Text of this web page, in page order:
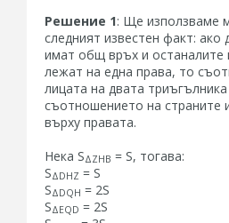
Решение 1: Ще използваме
следният известен факт: ако
имат общ връх и останалите
лежат на една права, то
лицата на двата
съотношението на страните
върху правата.
Нека SΔZHB = S, тогава:
SΔDHZ = S
SΔDQH = 2S
SΔEQD = 2S